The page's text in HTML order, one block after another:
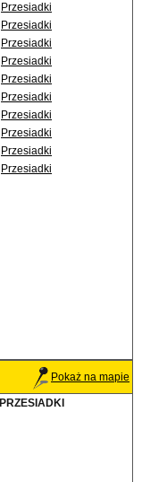
Przesiadki
Przesiadki
Przesiadki
Przesiadki
Przesiadki
Przesiadki
Przesiadki
Przesiadki
Przesiadki
Przesiadki
Pokaż na mapie
PRZESIADKI